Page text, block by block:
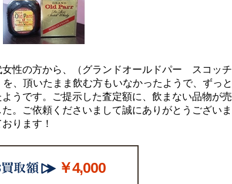
性の方から、（グランドオールドパー スコッチ
頂いたまま飲む方もいなかったようで、ずっと
うです。ご提示した査定額に、飲まない品物が売
。ご依頼くださいまして誠にありがとうございま
ります！
￥4,000